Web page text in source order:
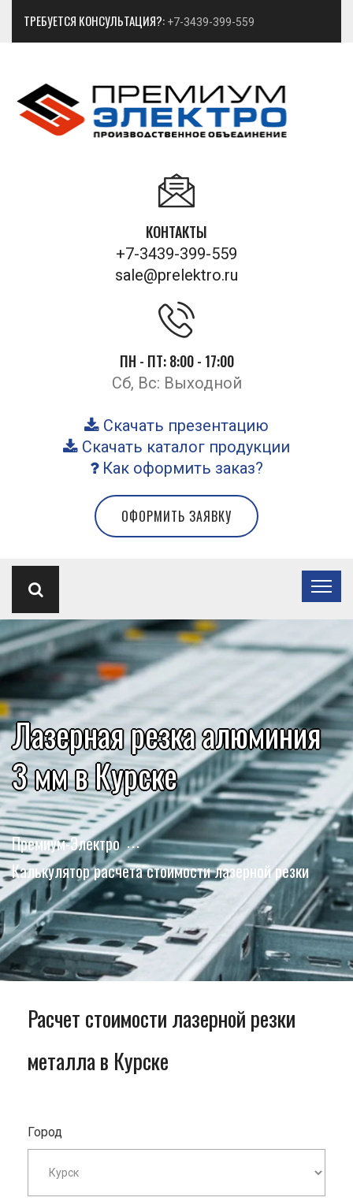
ТРЕБУЕТСЯ КОНСУЛЬТАЦИЯ?: +7-3439-399-559
КОНТАКТЫ
+7-3439-399-559
sale@prelektro.ru
ПН - ПТ: 8:00 - 17:00
Сб, Вс: Выходной
Скачать презентацию
Скачать каталог продукции
Как оформить заказ?
ОФОРМИТЬ ЗАЯВКУ
Лазерная резка алюминия
3 мм в Курске
Премиум-Электро
Калькулятор расчета стоимости лазерной резки
Расчет стоимости лазерной резки
металла в Курске
Город